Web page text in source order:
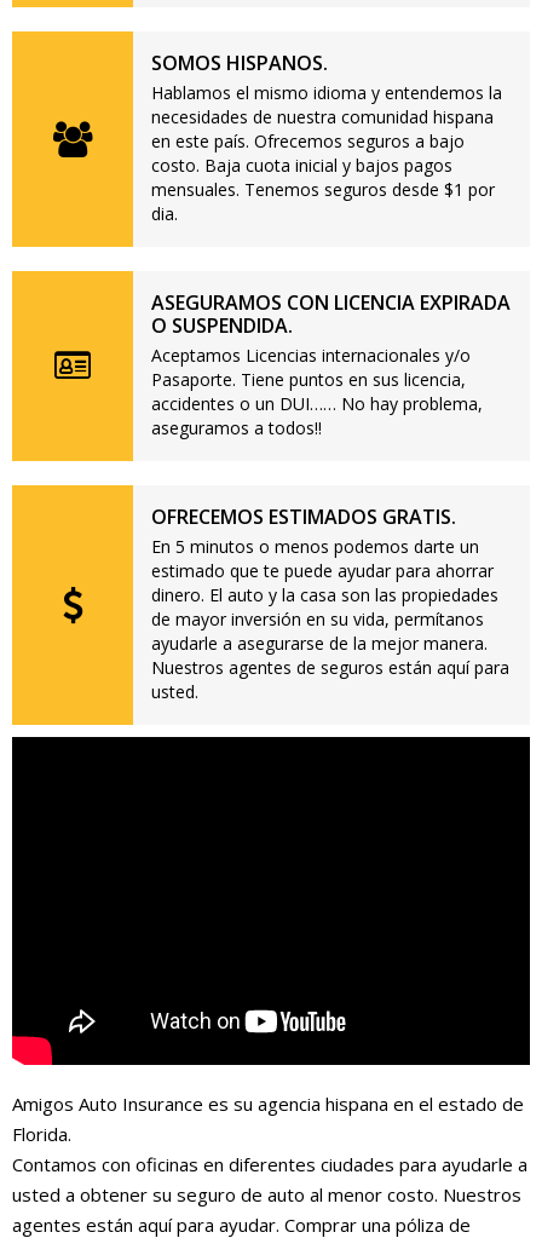
SOMOS HISPANOS.
Hablamos el mismo idioma y entendemos la
necesidades de nuestra comunidad hispana
en este país. Ofrecemos seguros a bajo
costo. Baja cuota inicial y bajos pagos
mensuales. Tenemos seguros desde $1 por
dia.
ASEGURAMOS CON LICENCIA EXPIRADA
O SUSPENDIDA.
Aceptamos Licencias internacionales y/o
Pasaporte. Tiene puntos en sus licencia,
accidentes o un DUI…… No hay problema,
aseguramos a todos!!
OFRECEMOS ESTIMADOS GRATIS.
En 5 minutos o menos podemos darte un
estimado que te puede ayudar para ahorrar
dinero. El auto y la casa son las propiedades
de mayor inversión en su vida, permítanos
ayudarle a asegurarse de la mejor manera.
Nuestros agentes de seguros están aquí para
usted.
Amigos Auto Insurance es su agencia hispana en el estado de
Florida.
Contamos con oficinas en diferentes ciudades para ayudarle a
usted a obtener su seguro de auto al menor costo. Nuestros
agentes están aquí para ayudar. Comprar una póliza de